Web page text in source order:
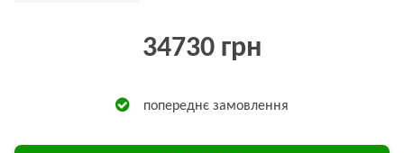
34730 грн
попереднє замовлення